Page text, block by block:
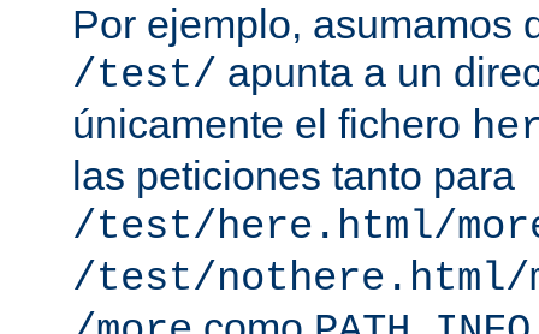
Por ejemplo, asumamos
/test/ apunta a un
únicamente el fichero
las peticiones tanto para
/test/here.html/
/test/nothere.html/